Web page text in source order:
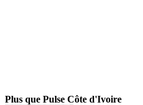
Plus que Pulse Côte d'Ivoire